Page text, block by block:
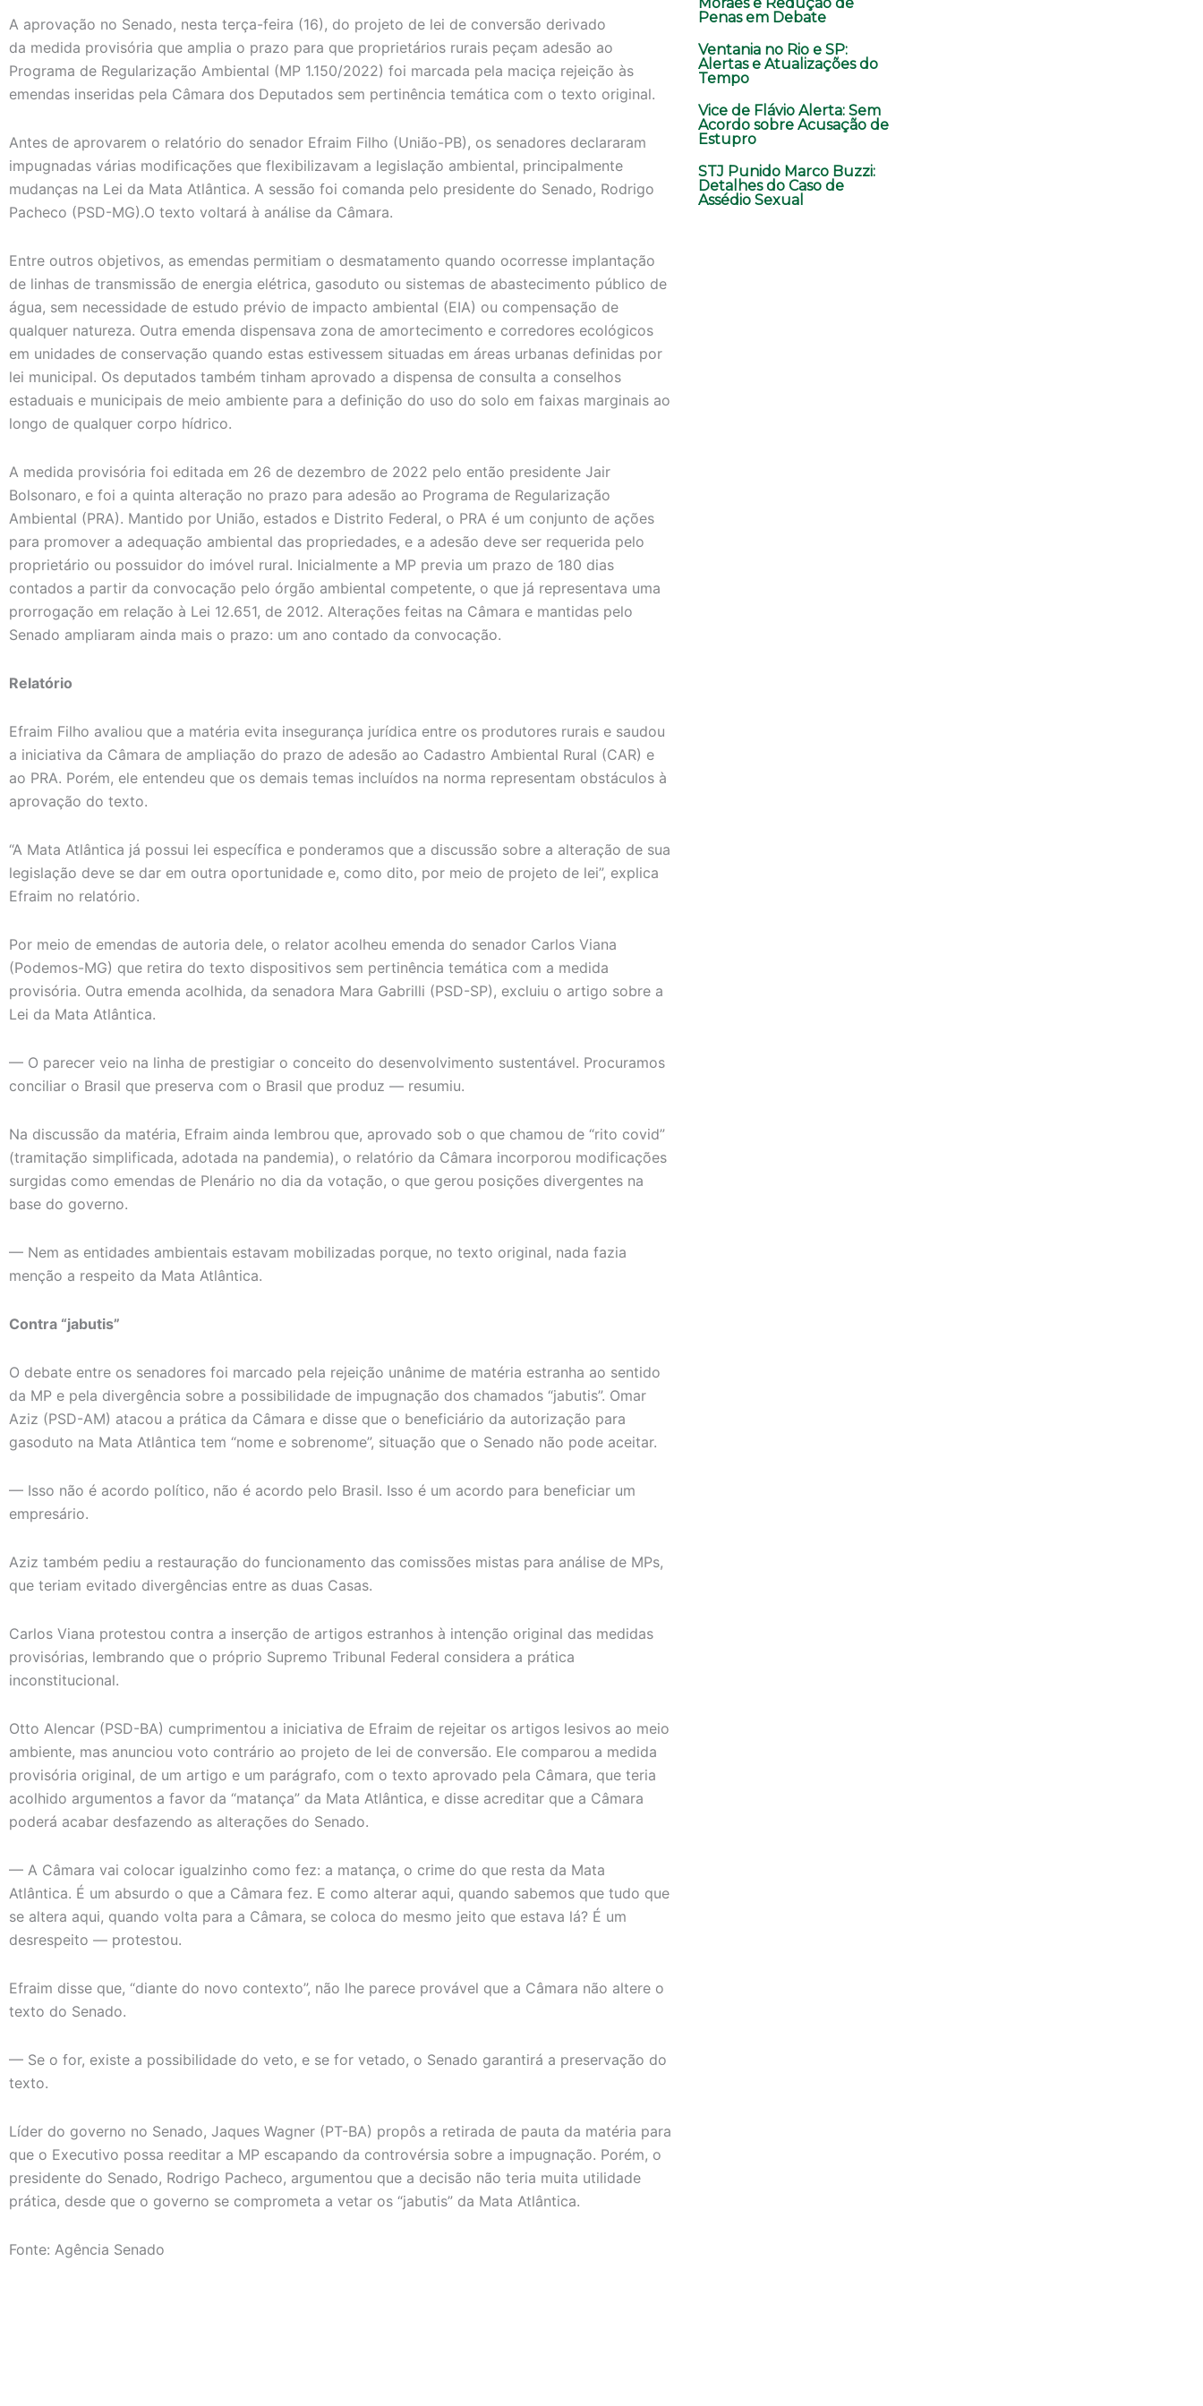
A aprovação no Senado, nesta terça-feira (16), do projeto de lei de conversão derivado
da medida provisória que amplia o prazo para que proprietários rurais peçam adesão ao
Programa de Regularização Ambiental (MP 1.150/2022) foi marcada pela maciça rejeição às
emendas inseridas pela Câmara dos Deputados sem pertinência temática com o texto original.
Antes de aprovarem o relatório do senador Efraim Filho (União-PB), os senadores declararam
impugnadas várias modificações que flexibilizavam a legislação ambiental, principalmente
mudanças na Lei da Mata Atlântica. A sessão foi comanda pelo presidente do Senado, Rodrigo
Pacheco (PSD-MG).O texto voltará à análise da Câmara.
Entre outros objetivos, as emendas permitiam o desmatamento quando ocorresse implantação
de linhas de transmissão de energia elétrica, gasoduto ou sistemas de abastecimento público de
água, sem necessidade de estudo prévio de impacto ambiental (EIA) ou compensação de
qualquer natureza. Outra emenda dispensava zona de amortecimento e corredores ecológicos
em unidades de conservação quando estas estivessem situadas em áreas urbanas definidas por
lei municipal. Os deputados também tinham aprovado a dispensa de consulta a conselhos
estaduais e municipais de meio ambiente para a definição do uso do solo em faixas marginais ao
longo de qualquer corpo hídrico.
A medida provisória foi editada em 26 de dezembro de 2022 pelo então presidente Jair
Bolsonaro, e foi a quinta alteração no prazo para adesão ao Programa de Regularização
Ambiental (PRA). Mantido por União, estados e Distrito Federal, o PRA é um conjunto de ações
para promover a adequação ambiental das propriedades, e a adesão deve ser requerida pelo
proprietário ou possuidor do imóvel rural. Inicialmente a MP previa um prazo de 180 dias
contados a partir da convocação pelo órgão ambiental competente, o que já representava uma
prorrogação em relação à Lei 12.651, de 2012. Alterações feitas na Câmara e mantidas pelo
Senado ampliaram ainda mais o prazo: um ano contado da convocação.
Relatório
Efraim Filho avaliou que a matéria evita insegurança jurídica entre os produtores rurais e saudou
a iniciativa da Câmara de ampliação do prazo de adesão ao Cadastro Ambiental Rural (CAR) e
ao PRA. Porém, ele entendeu que os demais temas incluídos na norma representam obstáculos à
aprovação do texto.
“A Mata Atlântica já possui lei específica e ponderamos que a discussão sobre a alteração de sua
legislação deve se dar em outra oportunidade e, como dito, por meio de projeto de lei”, explica
Efraim no relatório.
Por meio de emendas de autoria dele, o relator acolheu emenda do senador Carlos Viana
(Podemos-MG) que retira do texto dispositivos sem pertinência temática com a medida
provisória. Outra emenda acolhida, da senadora Mara Gabrilli (PSD-SP), excluiu o artigo sobre a
Lei da Mata Atlântica.
— O parecer veio na linha de prestigiar o conceito do desenvolvimento sustentável. Procuramos
conciliar o Brasil que preserva com o Brasil que produz — resumiu.
Na discussão da matéria, Efraim ainda lembrou que, aprovado sob o que chamou de “rito covid”
(tramitação simplificada, adotada na pandemia), o relatório da Câmara incorporou modificações
surgidas como emendas de Plenário no dia da votação, o que gerou posições divergentes na
base do governo.
— Nem as entidades ambientais estavam mobilizadas porque, no texto original, nada fazia
menção a respeito da Mata Atlântica.
Contra “jabutis”
O debate entre os senadores foi marcado pela rejeição unânime de matéria estranha ao sentido
da MP e pela divergência sobre a possibilidade de impugnação dos chamados “jabutis”. Omar
Aziz (PSD-AM) atacou a prática da Câmara e disse que o beneficiário da autorização para
gasoduto na Mata Atlântica tem “nome e sobrenome”, situação que o Senado não pode aceitar.
— Isso não é acordo político, não é acordo pelo Brasil. Isso é um acordo para beneficiar um
empresário.
Aziz também pediu a restauração do funcionamento das comissões mistas para análise de MPs,
que teriam evitado divergências entre as duas Casas.
Carlos Viana protestou contra a inserção de artigos estranhos à intenção original das medidas
provisórias, lembrando que o próprio Supremo Tribunal Federal considera a prática
inconstitucional.
Otto Alencar (PSD-BA) cumprimentou a iniciativa de Efraim de rejeitar os artigos lesivos ao meio
ambiente, mas anunciou voto contrário ao projeto de lei de conversão. Ele comparou a medida
provisória original, de um artigo e um parágrafo, com o texto aprovado pela Câmara, que teria
acolhido argumentos a favor da “matança” da Mata Atlântica, e disse acreditar que a Câmara
poderá acabar desfazendo as alterações do Senado.
— A Câmara vai colocar igualzinho como fez: a matança, o crime do que resta da Mata
Atlântica. É um absurdo o que a Câmara fez. E como alterar aqui, quando sabemos que tudo que
se altera aqui, quando volta para a Câmara, se coloca do mesmo jeito que estava lá? É um
desrespeito — protestou.
Efraim disse que, “diante do novo contexto”, não lhe parece provável que a Câmara não altere o
texto do Senado.
— Se o for, existe a possibilidade do veto, e se for vetado, o Senado garantirá a preservação do
texto.
Líder do governo no Senado, Jaques Wagner (PT-BA) propôs a retirada de pauta da matéria para
que o Executivo possa reeditar a MP escapando da controvérsia sobre a impugnação. Porém, o
presidente do Senado, Rodrigo Pacheco, argumentou que a decisão não teria muita utilidade
prática, desde que o governo se comprometa a vetar os “jabutis” da Mata Atlântica.
Fonte: Agência Senado
Penas em Debate
Ventania no Rio e SP:
Alertas e Atualizações do
Tempo
Vice de Flávio Alerta: Sem
Acordo sobre Acusação de
Estupro
STJ Punido Marco Buzzi:
Detalhes do Caso de
Assédio Sexual